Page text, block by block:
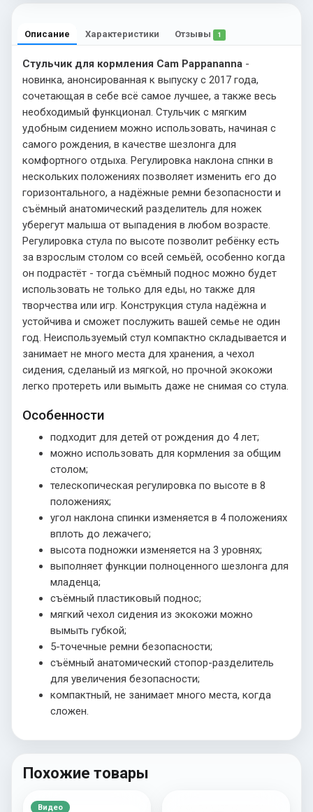
Описание Характеристики Отзывы 1
Стульчик для кормления Cam Pappananna -
новинка, анонсированная к выпуску с 2017 года,
сочетающая в себе всё самое лучшее, а также весь
необходимый функционал. Стульчик с мягким
удобным сидением можно использовать, начиная с
самого рождения, в качестве шезлонга для
комфортного отдыха. Регулировка наклона спнки в
нескольких положениях позволяет изменить его до
горизонтального, а надёжные ремни безопасности и
съёмный анатомический разделитель для ножек
уберегут малыша от выпадения в любом возрасте.
Регулировка стула по высоте позволит ребёнку есть
за взрослым столом со всей семьёй, особенно когда
он подрастёт - тогда съёмный поднос можно будет
использовать не только для еды, но также для
творчества или игр. Конструкция стула надёжна и
устойчива и сможет послужить вашей семье не один
год. Неиспользуемый стул компактно складывается и
занимает не много места для хранения, а чехол
сидения, сделаный из мягкой, но прочной экокожи
легко протереть или вымыть даже не снимая со стула.
Особенности
подходит для детей от рождения до 4 лет;
можно использовать для кормления за общим
столом;
телескопическая регулировка по высоте в 8
положениях;
угол наклона спинки изменяется в 4 положениях
вплоть до лежачего;
высота подножки изменяется на 3 уровнях;
выполняет функции полноценного шезлонга для
младенца;
съёмный пластиковый поднос;
мягкий чехол сидения из экокожи можно
вымыть губкой;
5-точечные ремни безопасности;
съёмный анатомический стопор-разделитель
для увеличения безопасности;
компактный, не занимает много места, когда
сложен.
Похожие товары
Видео